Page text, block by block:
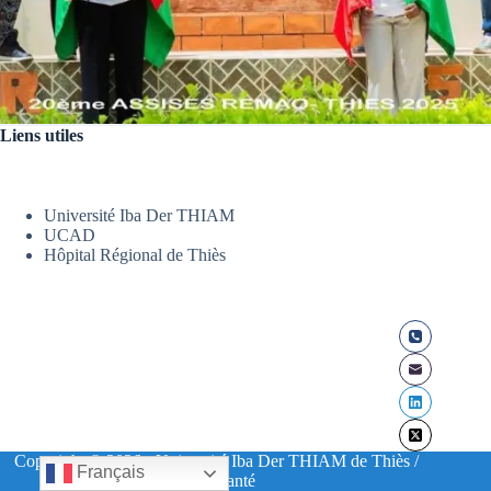
Liens utiles
Université Iba Der THIAM
UCAD
Hôpital Régional de Thiès
Copyright © 2026 - Université Iba Der THIAM de Thiès /
UFR Santé
Français